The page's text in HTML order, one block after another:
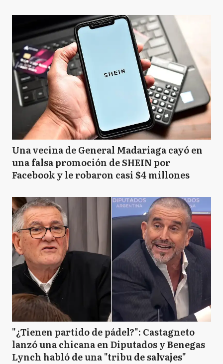
Una vecina de General Madariaga cayó en
una falsa promoción de SHEIN por
Facebook y le robaron casi $4 millones
"¿Tienen partido de pádel?": Castagneto
lanzó una chicana en Diputados y Benegas
Lynch habló de una "tribu de salvajes"